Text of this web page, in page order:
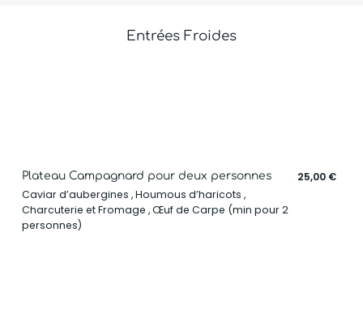
Entrées Froides
Plateau Campagnard pour deux personnes
Caviar d’aubergines , Houmous d’haricots ,
Charcuterie et Fromage , Œuf de Carpe (min pour 2
personnes)
25,00 €